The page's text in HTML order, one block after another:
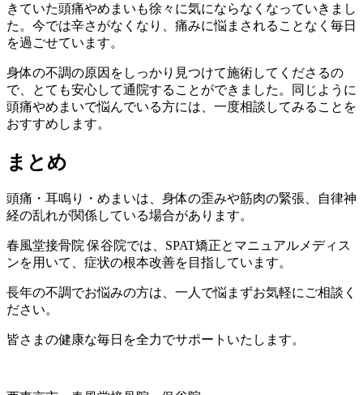
きていた頭痛やめまいも徐々に気にならなくなっていきまし
た。今では辛さがなくなり、痛みに悩まされることなく毎日
を過ごせています。
身体の不調の原因をしっかり見つけて施術してくださるの
で、とても安心して通院することができました。同じように
頭痛やめまいで悩んでいる方には、一度相談してみることを
おすすめします。
まとめ
頭痛・耳鳴り・めまいは、身体の歪みや筋肉の緊張、自律神
経の乱れが関係している場合があります。
春風堂接骨院 保谷院では、SPAT矯正とマニュアルメディス
ンを用いて、症状の根本改善を目指しています。
長年の不調でお悩みの方は、一人で悩まずお気軽にご相談く
ださい。
皆さまの健康な毎日を全力でサポートいたします。